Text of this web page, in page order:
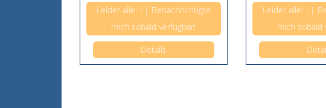
Leider alle! :-| Benachrichtigte
mich sobald verfügbar!
Details
Leider alle! :-|
mich sobald